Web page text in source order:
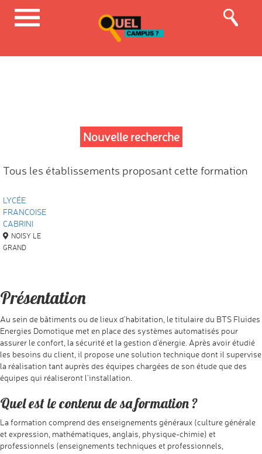
Nouvelle recherche
Tous les établissements proposant cette formation
LYCÉE
FRANCOISE
CABRINI
NOISY LE
GRAND
Présentation
Au sein de bâtiments ou de lieux d’habitation, le titulaire du BTS Fluides
Energies Domotique met en place des systèmes automatisés pour
assurer le confort, la sécurité et la gestion d’énergie. Après avoir étudié
les besoins du client, il propose une solution technique dont il supervise
la réalisation tant auprès des équipes chargées de son étude que des
équipes qui réaliseront l’installation.
Quel est le contenu de sa formation ?
La formation comprend des enseignements généraux (culture générale
et expression, mathématiques, anglais, physique-chimie) et
professionnels (enseignements techniques et professionnels,